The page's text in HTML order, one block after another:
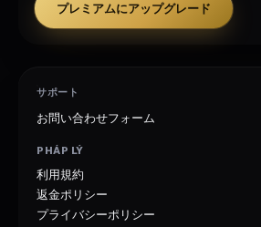
プレミアムにアップグレード
サポート
お問い合わせフォーム
PHÁP LÝ
利用規約
返金ポリシー
プライバシーポリシー